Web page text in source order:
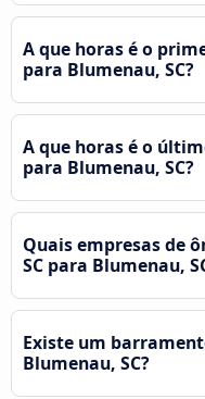
A que horas é o
para Blumenau, SC?
A que horas é o
para Blumenau, SC?
Quais empresas de
SC para Blumenau,
Existe um
Blumenau, SC?